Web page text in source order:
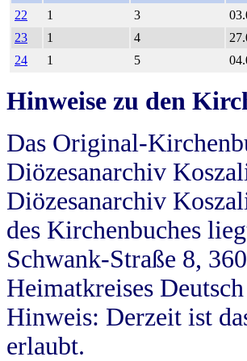
22
1 3
23
1 4
24
1 5
Hinweise zu den
Das Original-
Diözesanarchiv
Diözesanarchiv
des Kirchenbuches
Schwank-Straße 8,
Heimatkreises
Hinweis: Derzeit ist
erlaubt.